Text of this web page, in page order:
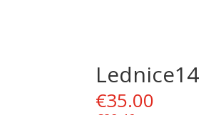
Lednice14
€35.00